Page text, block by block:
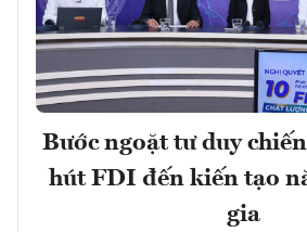
Bước ngoặt tư duy
hút FDI đến kiến tạo
gia